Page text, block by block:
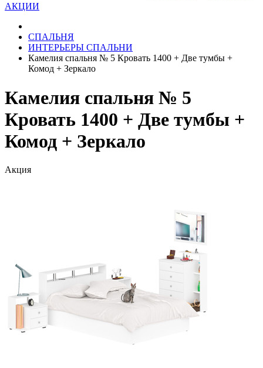
АКЦИИ
СПАЛЬНЯ
ИНТЕРЬЕРЫ СПАЛЬНИ
Камелия спальня № 5 Кровать 1400 + Две тумбы +
Комод + Зеркало
Камелия спальня № 5
Кровать 1400 + Две тумбы +
Комод + Зеркало
Акция